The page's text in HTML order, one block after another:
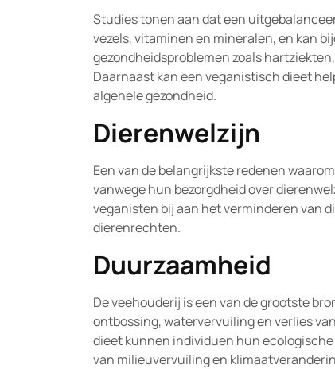
Studies tonen aan dat een
vezels, vitaminen en mineralen, en kan
gezondheidsproblemen zoals
Daarnaast kan een veganistisch dieet
algehele gezondheid.
Dierenwelzijn
Een van de belangrijkste redenen
vanwege hun bezorgdheid over
veganisten bij aan het verminderen van
dierenrechten.
Duurzaamheid
De veehouderij is een van de grootste
ontbossing, watervervuiling en verlies
dieet kunnen individuen hun
van milieuvervuiling en